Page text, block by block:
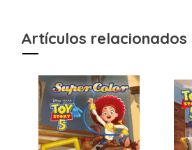
Artículos relacionados